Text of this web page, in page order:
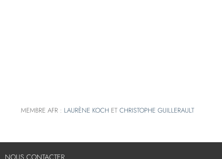
MEMBRE AFR : LAURÈNE KOCH ETCHRISTOPHE GUILLERAULT
NOUS CONTACTER